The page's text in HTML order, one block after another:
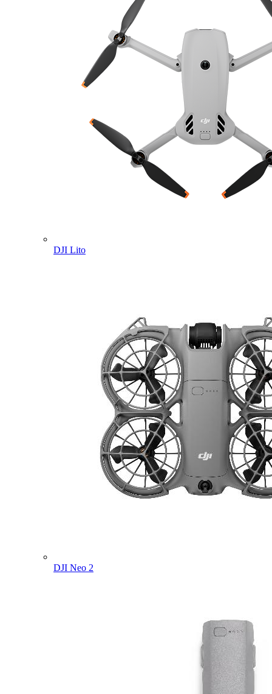
DJI Lito
DJI Neo 2